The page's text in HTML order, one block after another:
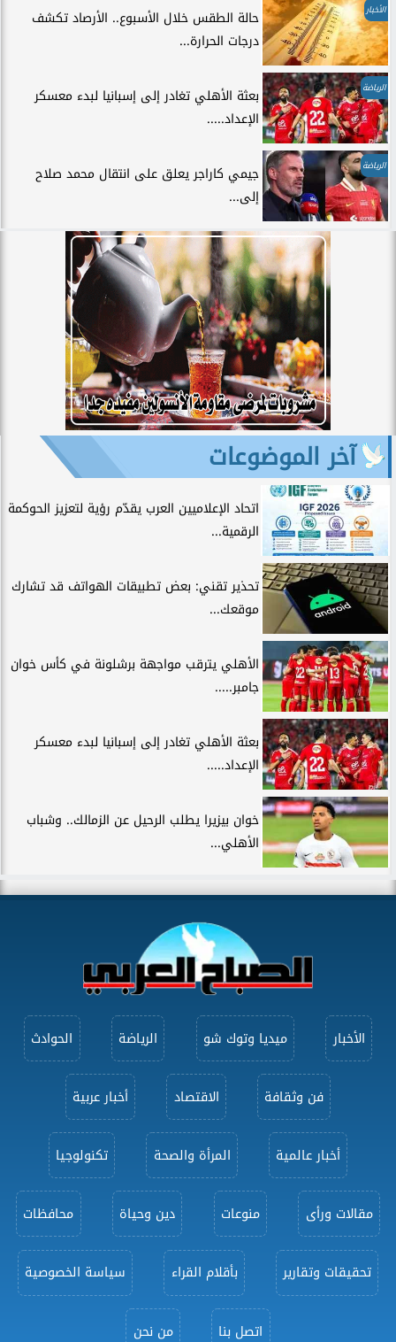
الأخبار
حالة الطقس خلال الأسبوع.. الأرصاد تكشف
درجات الحرارة...
الرياضة
بعثة الأهلي تغادر إلى إسبانيا لبدء معسكر
الإعداد.....
الرياضة
جيمي كاراجر يعلق على انتقال محمد صلاح
إلى...
آخر الموضوعات
اتحاد الإعلاميين العرب يقدّم رؤية لتعزيز الحوكمة
الرقمية...
تحذير تقني: بعض تطبيقات الهواتف قد تشارك
موقعك...
الأهلي يترقب مواجهة برشلونة في كأس خوان
جامبر.....
بعثة الأهلي تغادر إلى إسبانيا لبدء معسكر
الإعداد.....
خوان بيزيرا يطلب الرحيل عن الزمالك.. وشباب
الأهلي...
الأخبار ميديا وتوك شو الرياضة الحوادث
فن وثقافة الاقتصاد أخبار عربية
أخبار عالمية المرأة والصحة تكنولوجيا
مقالات ورأى منوعات دين وحياة محافظات
تحقيقات وتقارير بأقلام القراء سياسة الخصوصية
اتصل بنا من نحن